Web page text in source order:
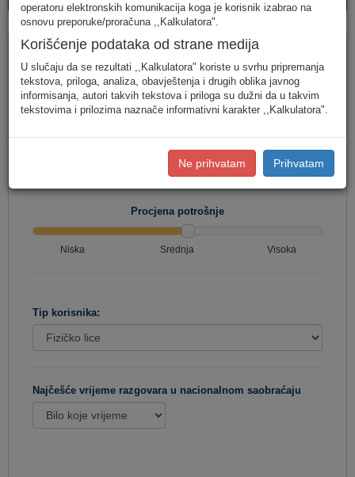
Fiksna telefonija
Jednostavan unos
(Za jednostavan unos raspodjela
korisnika u Crnoj Gori.)
(Za definisanje raspodjele saobraćaja prema
konkretnim destinacijama, koristite detaljan unos potrošnje.)
Procjena potrošnje
Niska Srednja Visoka
Tip korisnika:
Najčešće vrijeme razgovara u nacionalnom saobraćaju
operatoru elektronskih komunikacija koga je korisnik izabrao na
osnovu preporuke/proračuna ,,Kalkulatora".
Korišćenje podataka od strane medija
U slučaju da se rezultati ,,Kalkulatora" koriste u svrhu pripremanja
tekstova, priloga, analiza, obavještenja i drugih oblika javnog
informisanja, autori takvih tekstova i priloga su dužni da u takvim
tekstovima i prilozima naznače informativni karakter ,,Kalkulatora".
Ne prihvatam Prihvatam